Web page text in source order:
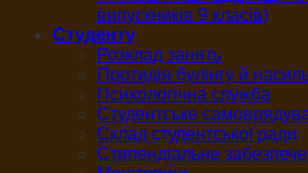
випускників 9 класів)
Студенту
Розклад занять
Протидія булінгу й
Психологічна служба
Студентське
Склад студентської ради
Стипендіальне